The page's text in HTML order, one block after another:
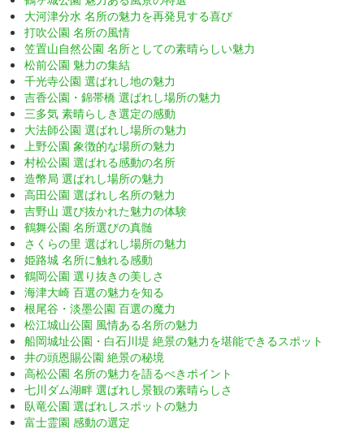
大河津分水 名所の魅力を再発見する喜び
打吹公園 名所の風情
笠置山自然公園 名所としての素晴らしい魅力
松前公園 魅力の集結
千光寺公園 選ばれし地の魅力
吉香公園・錦帯橋 選ばれし場所の魅力
三多気 素晴らしき選定の感動
大法師公園 選ばれし場所の魅力
上野公園 象徴的な場所の魅力
村松公園 選ばれる感動の名所
造幣局 選ばれし場所の魅力
高田公園 選ばれし名所の魅力
吉野山 選び抜かれた魅力の体験
鶴舞公園 名所選びの真髄
さくらの里 選ばれし場所の魅力
姫路城 名所に触れる感動
鶴岡公園 選り抜きの美しさ
海津大崎 百選の魅力を知る
根尾谷・淡墨公園 百選の魔力
松江城山公園 風情ある名所の魅力
船岡城址公園・白石川堤 絶景の魅力を堪能できるスポット
井の頭恩賜公園 絶景の秘境
高松公園 名所の魅力を語るべきポイント
七川ダム湖畔 選ばれし景観の素晴らしさ
臥竜公園 選ばれしスポットの魅力
富士霊園 感動の選定